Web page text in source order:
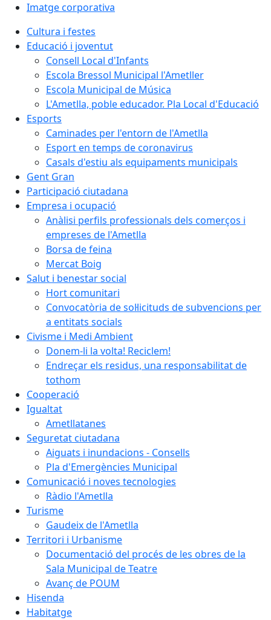
Imatge corporativa
Cultura i festes
Educació i joventut
Consell Local d'Infants
Escola Bressol Municipal l'Ametller
Escola Municipal de Música
L'Ametlla, poble educador. Pla Local d'Educació
Esports
Caminades per l'entorn de l'Ametlla
Esport en temps de coronavirus
Casals d'estiu als equipaments municipals
Gent Gran
Participació ciutadana
Empresa i ocupació
Anàlisi perfils professionals dels comerços i
empreses de l'Ametlla
Borsa de feina
Mercat Boig
Salut i benestar social
Hort comunitari
Convocatòria de sol·licituds de subvencions per
a entitats socials
Civisme i Medi Ambient
Donem-li la volta! Reciclem!
Endreçar els residus, una responsabilitat de
tothom
Cooperació
Igualtat
Ametllatanes
Seguretat ciutadana
Aiguats i inundacions - Consells
Pla d'Emergències Municipal
Comunicació i noves tecnologies
Ràdio l'Ametlla
Turisme
Gaudeix de l'Ametlla
Territori i Urbanisme
Documentació del procés de les obres de la
Sala Municipal de Teatre
Avanç de POUM
Hisenda
Habitatge